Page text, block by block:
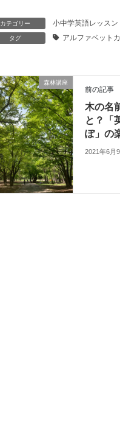
カテゴリー 小中学英語レッスン
タグ アルファベット
森林講座
前の記事
木の名
と？「
ぽ」の
2021年6月